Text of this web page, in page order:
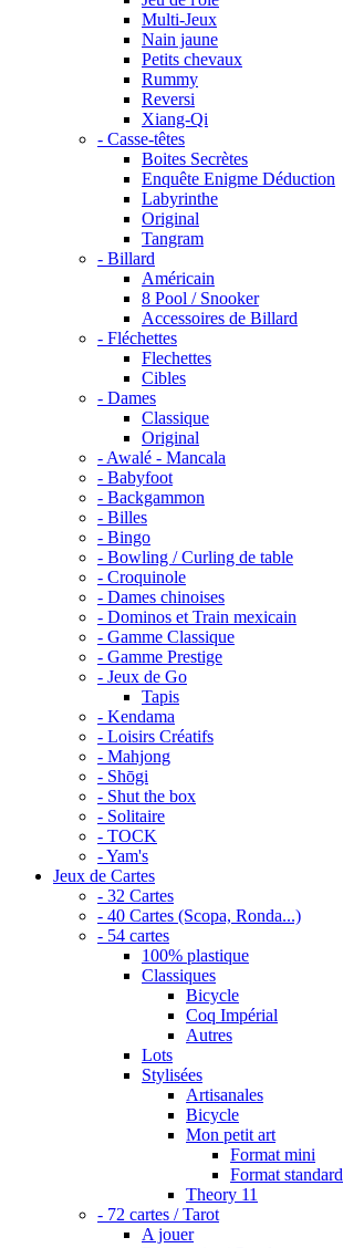
Multi-Jeux
Nain jaune
Petits chevaux
Rummy
Reversi
Xiang-Qi
- Casse-têtes
Boites Secrètes
Enquête Enigme Déduction
Labyrinthe
Original
Tangram
- Billard
Américain
8 Pool / Snooker
Accessoires de Billard
- Fléchettes
Flechettes
Cibles
- Dames
Classique
Original
- Awalé - Mancala
- Babyfoot
- Backgammon
- Billes
- Bingo
- Bowling / Curling de table
- Croquinole
- Dames chinoises
- Dominos et Train mexicain
- Gamme Classique
- Gamme Prestige
- Jeux de Go
Tapis
- Kendama
- Loisirs Créatifs
- Mahjong
- Shōgi
- Shut the box
- Solitaire
- TOCK
- Yam's
Jeux de Cartes
- 32 Cartes
- 40 Cartes (Scopa, Ronda...)
- 54 cartes
100% plastique
Classiques
Bicycle
Coq Impérial
Autres
Lots
Stylisées
Artisanales
Bicycle
Mon petit art
Format mini
Format standard
Theory 11
- 72 cartes / Tarot
A jouer